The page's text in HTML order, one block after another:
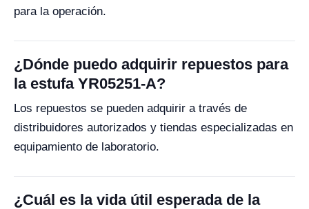
para la operación.
¿Dónde puedo adquirir repuestos para
la estufa YR05251-A?
Los repuestos se pueden adquirir a través de
distribuidores autorizados y tiendas especializadas en
equipamiento de laboratorio.
¿Cuál es la vida útil esperada de la